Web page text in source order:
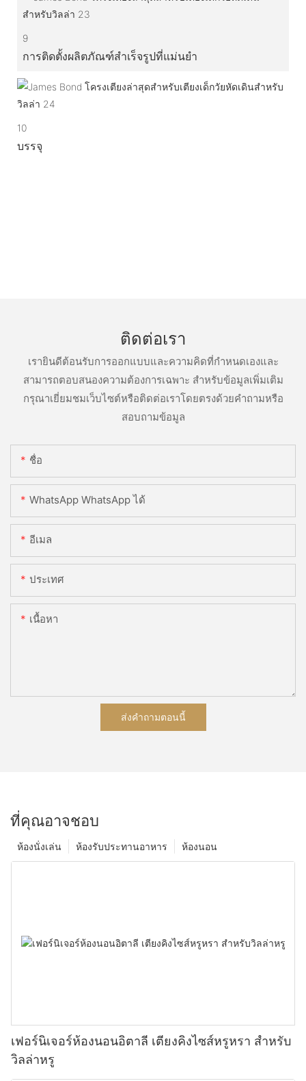
9
การติดตั้งผลิตภัณฑ์สำเร็จรูปที่แม่นยำ
10
บรรจุ
ติดต่อเรา
เรายินดีต้อนรับการออกแบบและความคิดที่กำหนดเองและ
สามารถตอบสนองความต้องการเฉพาะ สำหรับข้อมูลเพิ่มเติม
กรุณาเยี่ยมชมเว็บไซต์หรือติดต่อเราโดยตรงด้วยคำถามหรือ
สอบถามข้อมูล
ชื่อ
WhatsApp WhatsApp ได้
อีเมล
ประเทศ
เนื้อหา
ส่งคำถามตอนนี้
ที่คุณอาจชอบ
ห้องนอน
ห้องรับประทานอาหาร
ห้องนั่งเล่น
เฟอร์นิเจอร์ห้องนอนอิตาลี เตียงคิงไซส์หรูหรา สำหรับ
วิลล่าหรู